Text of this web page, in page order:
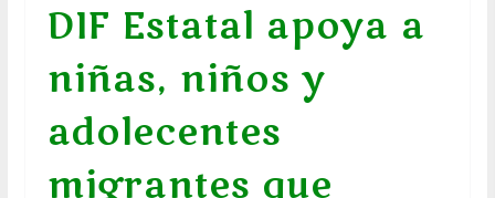
DIF Estatal apoya a
niñas, niños y
adolecentes
migrantes que